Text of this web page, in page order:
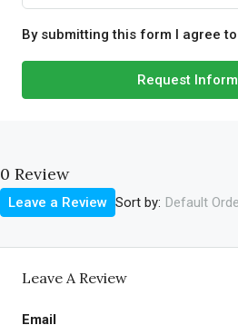
By submitting this form I agree to
Request
0 Review
Sort by: Default
Leave a Review
Leave A Review
Email